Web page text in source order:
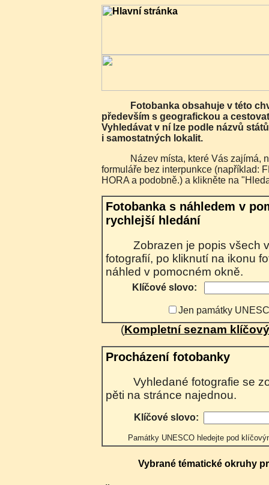
Fotobanka obsahuje v této chvíli 7482 fotografií
především s geografickou a
Vyhledávat v ní lze podle názvů
i samostatných lokalit.
Název místa, které Vás zajímá, napište do vyhledávacího
formuláře bez interpunkce (například:
HORA a podobně.) a klikněte na
Fotobanka s náhledem v
rychlejší hledání
Zobrazen je popis všech vyhledaných
fotografií, po kliknutí na ikonu
náhled v pomocném okně.
Klíčové slovo:
Jen památky
(Kompletní seznam
Procházení fotobanky
Vyhledané fotografie se zobrazují postupně po
pěti na stránce najednou.
Klíčové slovo:
Památky UNESCO hledejte pod
Vybrané tématické okruhy